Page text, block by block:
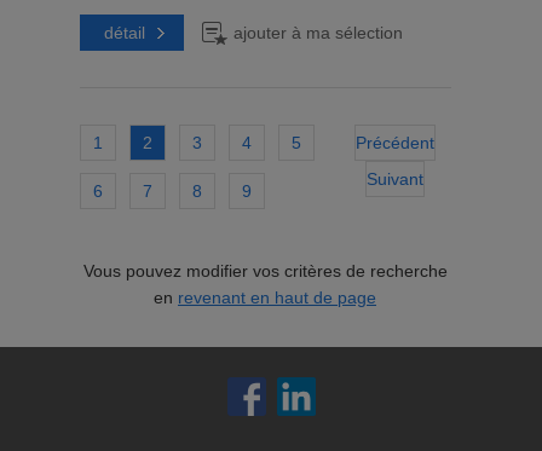
détail ajouter à ma sélection
Précédent
1 2 3 4 5
6 7 8 9
Suivant
Vous pouvez modifier vos critères de recherche
en revenant en haut de page